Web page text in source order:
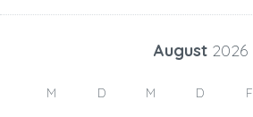
August 2026
M D M D F